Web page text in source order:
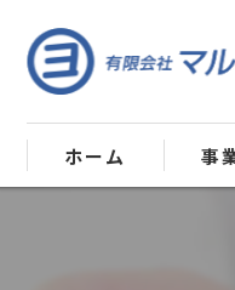
ホーム 事